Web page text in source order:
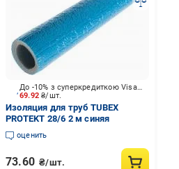
69.92₴/шт.
До -10% з суперкредиткою Visa Вигода
Изоляция для труб TUBEX
PROTEKT 28/6 2 м синяя
оценить
73.60 ₴/шт.